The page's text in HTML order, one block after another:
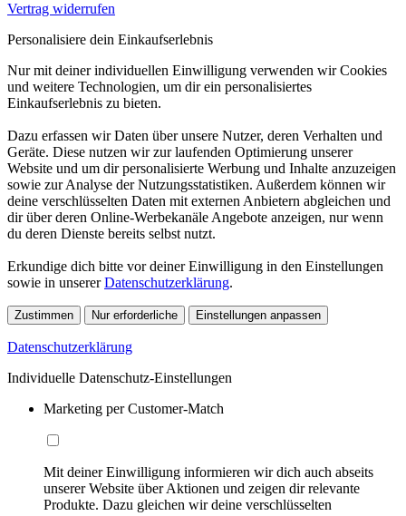
Vertrag widerrufen
Personalisiere dein Einkaufserlebnis
Nur mit deiner individuellen Einwilligung verwenden wir Cookies
und weitere Technologien, um dir ein personalisiertes
Einkaufserlebnis zu bieten.
Dazu erfassen wir Daten über unsere Nutzer, deren Verhalten und
Geräte. Diese nutzen wir zur laufenden Optimierung unserer
Website und um dir personalisierte Werbung und Inhalte anzuzeigen
sowie zur Analyse der Nutzungsstatistiken. Außerdem können wir
deine verschlüsselten Daten mit externen Anbietern abgleichen und
dir über deren Online-Werbekanäle Angebote anzeigen, nur wenn
du deren Dienste bereits selbst nutzt.
Erkundige dich bitte vor deiner Einwilligung in den Einstellungen
sowie in unsererDatenschutzerklärung.
Zustimmen Nur erforderliche Einstellungen anpassen
Datenschutzerklärung
Individuelle Datenschutz-Einstellungen
Marketing per Customer-Match
Mit deiner Einwilligung informieren wir dich auch abseits
unserer Website über Aktionen und zeigen dir relevante
Produkte. Dazu gleichen wir deine verschlüsselten